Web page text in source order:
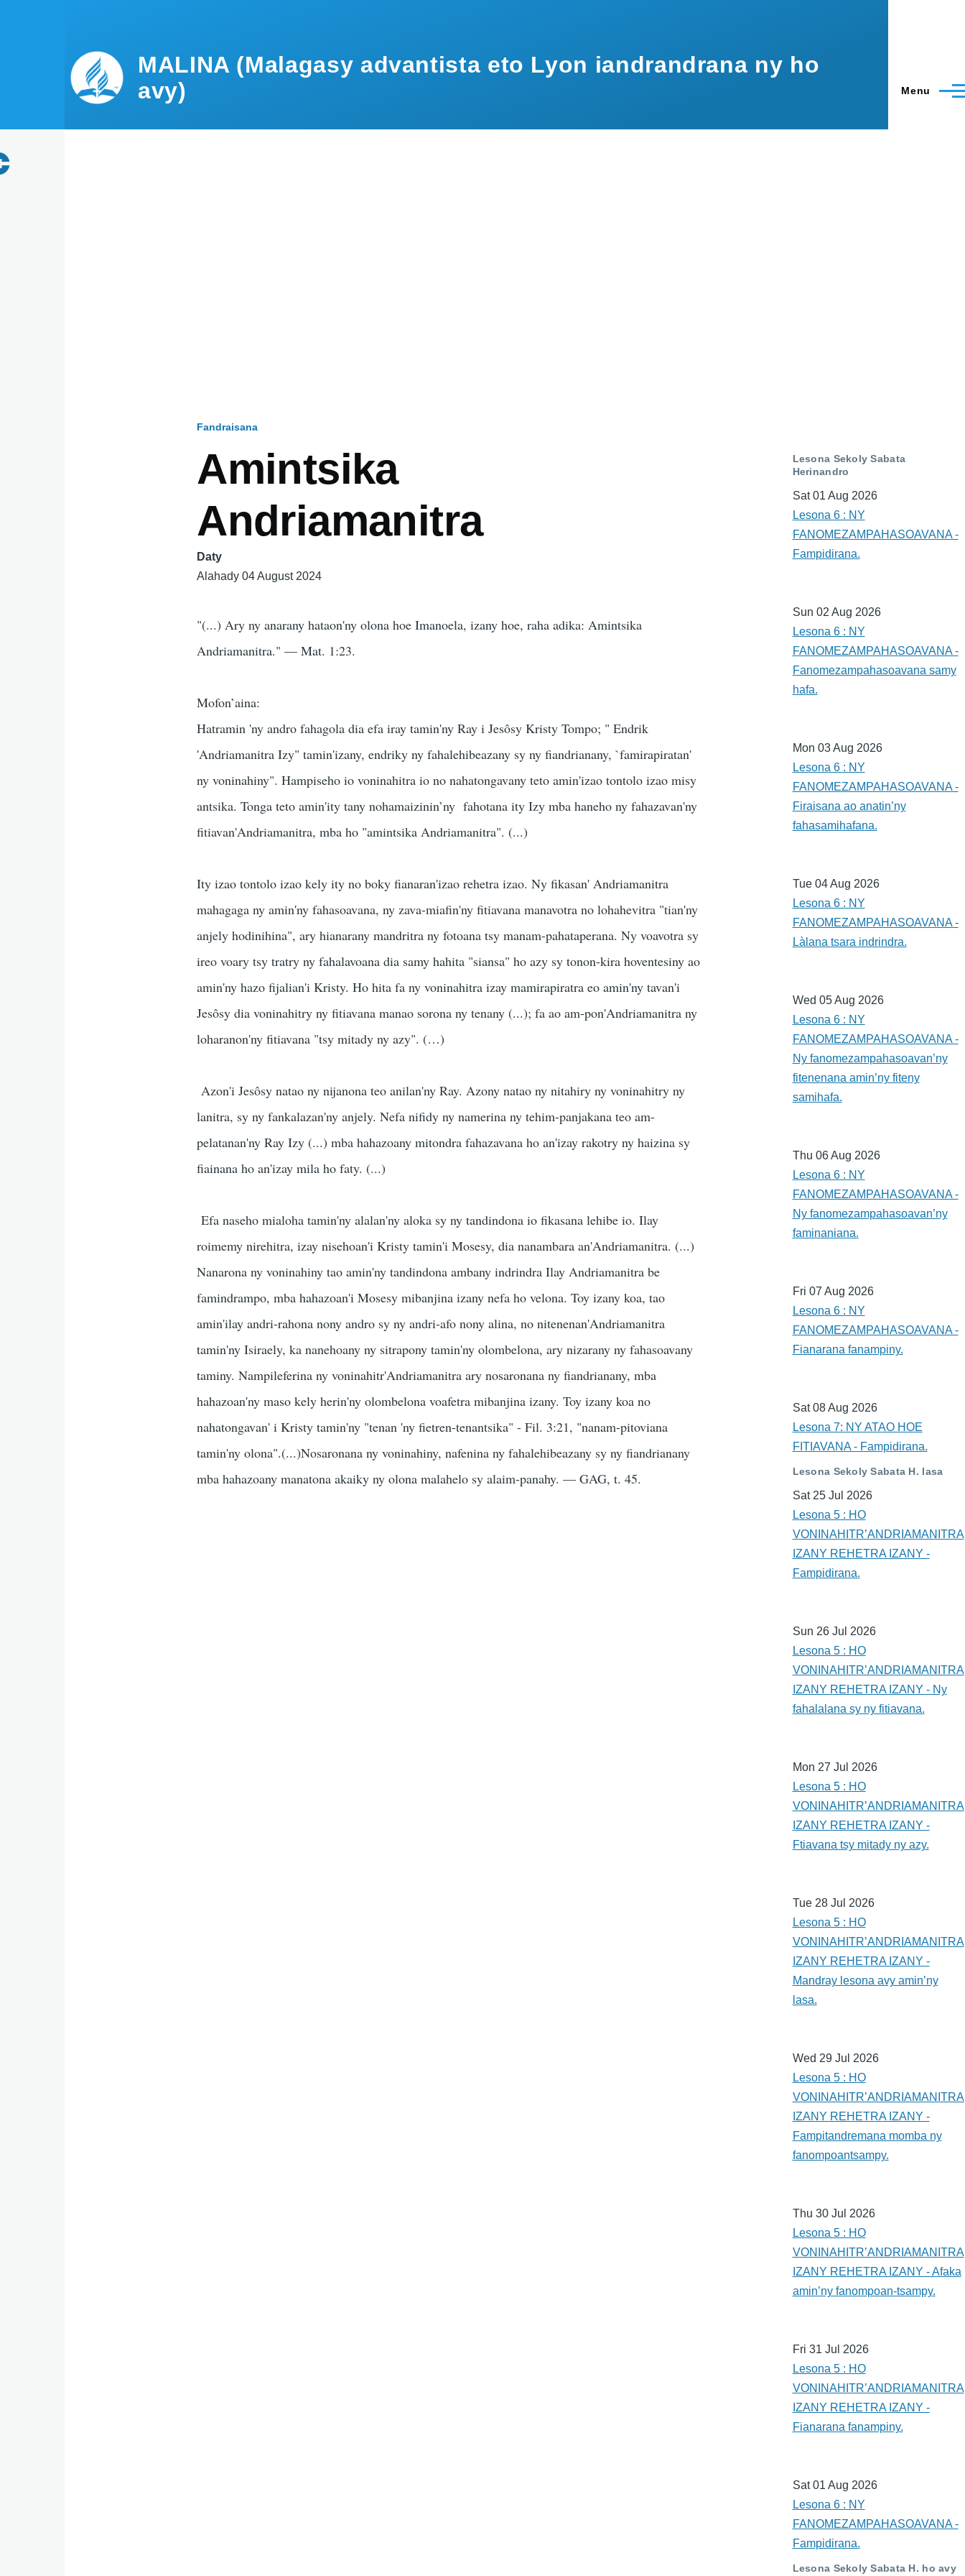
MALINA (Malagasy advantista eto Lyon iandrandrana ny ho
avy)
Menu
Fandraisana
Amintsika
Andriamanitra
Daty
Alahady 04 August 2024
"(...) Ary ny anarany hataon'ny olona hoe Imanoela, izany hoe, raha adika: Amintsika
Andriamanitra." — Mat. 1:23.
Mofon’aina:
Hatramin 'ny andro fahagola dia efa iray tamin'ny Ray i Jesôsy Kristy Tompo; " Endrik
'Andriamanitra Izy" tamin'izany, endriky ny fahalehibeazany sy ny fiandrianany, `famirapiratan'
ny voninahiny". Hampiseho io voninahitra io no nahatongavany teto amin'izao tontolo izao misy
antsika. Tonga teto amin'ity tany nohamaizinin’ny fahotana ity Izy mba haneho ny fahazavan'ny
fitiavan'Andriamanitra, mba ho "amintsika Andriamanitra". (...)
Ity izao tontolo izao kely ity no boky fianaran'izao rehetra izao. Ny fikasan' Andriamanitra
mahagaga ny amin'ny fahasoavana, ny zava-miafin'ny fitiavana manavotra no lohahevitra "tian'ny
anjely hodinihina", ary hianarany mandritra ny fotoana tsy manam-pahataperana. Ny voavotra sy
ireo voary tsy tratry ny fahalavoana dia samy hahita "siansa" ho azy sy tonon-kira hoventesiny ao
amin'ny hazo fijalian'i Kristy. Ho hita fa ny voninahitra izay mamirapiratra eo amin'ny tavan'i
Jesôsy dia voninahitry ny fitiavana manao sorona ny tenany (...); fa ao am-pon'Andriamanitra ny
loharanon'ny fitiavana "tsy mitady ny azy". (…)
Azon'i Jesôsy natao ny nijanona teo anilan'ny Ray. Azony natao ny nitahiry ny voninahitry ny
lanitra, sy ny fankalazan'ny anjely. Nefa nifidy ny namerina ny tehim-panjakana teo am-
pelatanan'ny Ray Izy (...) mba hahazoany mitondra fahazavana ho an'izay rakotry ny haizina sy
fiainana ho an'izay mila ho faty. (...)
Efa naseho mialoha tamin'ny alalan'ny aloka sy ny tandindona io fikasana lehibe io. Ilay
roimemy nirehitra, izay nisehoan'i Kristy tamin'i Mosesy, dia nanambara an'Andriamanitra. (...)
Nanarona ny voninahiny tao amin'ny tandindona ambany indrindra Ilay Andriamanitra be
famindrampo, mba hahazoan'i Mosesy mibanjina izany nefa ho velona. Toy izany koa, tao
amin'ilay andri-rahona nony andro sy ny andri-afo nony alina, no nitenenan'Andriamanitra
tamin'ny Isiraely, ka nanehoany ny sitrapony tamin'ny olombelona, ary nizarany ny fahasoavany
taminy. Nampileferina ny voninahitr'Andriamanitra ary nosaronana ny fiandrianany, mba
hahazoan'ny maso kely herin'ny olombelona voafetra mibanjina izany. Toy izany koa no
nahatongavan' i Kristy tamin'ny "tenan 'ny fietren-tenantsika" - Fil. 3:21, "nanam-pitoviana
tamin'ny olona".(...)Nosaronana ny voninahiny, nafenina ny fahalehibeazany sy ny fiandrianany
mba hahazoany manatona akaiky ny olona malahelo sy alaim-panahy. — GAG, t. 45.
Lesona Sekoly Sabata
Herinandro
Sat 01 Aug 2026
Lesona 6 : NY
FANOMEZAMPAHASOAVANA -
Fampidirana.
Sun 02 Aug 2026
Lesona 6 : NY
FANOMEZAMPAHASOAVANA -
Fanomezampahasoavana samy
hafa.
Mon 03 Aug 2026
Lesona 6 : NY
FANOMEZAMPAHASOAVANA -
Firaisana ao anatin’ny
fahasamihafana.
Tue 04 Aug 2026
Lesona 6 : NY
FANOMEZAMPAHASOAVANA -
Làlana tsara indrindra.
Wed 05 Aug 2026
Lesona 6 : NY
FANOMEZAMPAHASOAVANA -
Ny fanomezampahasoavan’ny
fitenenana amin’ny fiteny
samihafa.
Thu 06 Aug 2026
Lesona 6 : NY
FANOMEZAMPAHASOAVANA -
Ny fanomezampahasoavan’ny
faminaniana.
Fri 07 Aug 2026
Lesona 6 : NY
FANOMEZAMPAHASOAVANA -
Fianarana fanampiny.
Sat 08 Aug 2026
Lesona 7: NY ATAO HOE
FITIAVANA - Fampidirana.
Lesona Sekoly Sabata H. lasa
Sat 25 Jul 2026
Lesona 5 : HO
VONINAHITR’ANDRIAMANITRA
IZANY REHETRA IZANY -
Fampidirana.
Sun 26 Jul 2026
Lesona 5 : HO
VONINAHITR’ANDRIAMANITRA
IZANY REHETRA IZANY - Ny
fahalalana sy ny fitiavana.
Mon 27 Jul 2026
Lesona 5 : HO
VONINAHITR’ANDRIAMANITRA
IZANY REHETRA IZANY -
Ftiavana tsy mitady ny azy.
Tue 28 Jul 2026
Lesona 5 : HO
VONINAHITR’ANDRIAMANITRA
IZANY REHETRA IZANY -
Mandray lesona avy amin’ny
lasa.
Wed 29 Jul 2026
Lesona 5 : HO
VONINAHITR’ANDRIAMANITRA
IZANY REHETRA IZANY -
Fampitandremana momba ny
fanompoantsampy.
Thu 30 Jul 2026
Lesona 5 : HO
VONINAHITR’ANDRIAMANITRA
IZANY REHETRA IZANY - Afaka
amin’ny fanompoan-tsampy.
Fri 31 Jul 2026
Lesona 5 : HO
VONINAHITR’ANDRIAMANITRA
IZANY REHETRA IZANY -
Fianarana fanampiny.
Sat 01 Aug 2026
Lesona 6 : NY
FANOMEZAMPAHASOAVANA -
Fampidirana.
Lesona Sekoly Sabata H. ho avy